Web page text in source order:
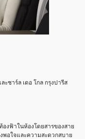
ชาร์ล เดอ โกล กรุงปารีส
องฟ้าในห้องโดยสารของสาย
พอใจและความสะดวกสบาย